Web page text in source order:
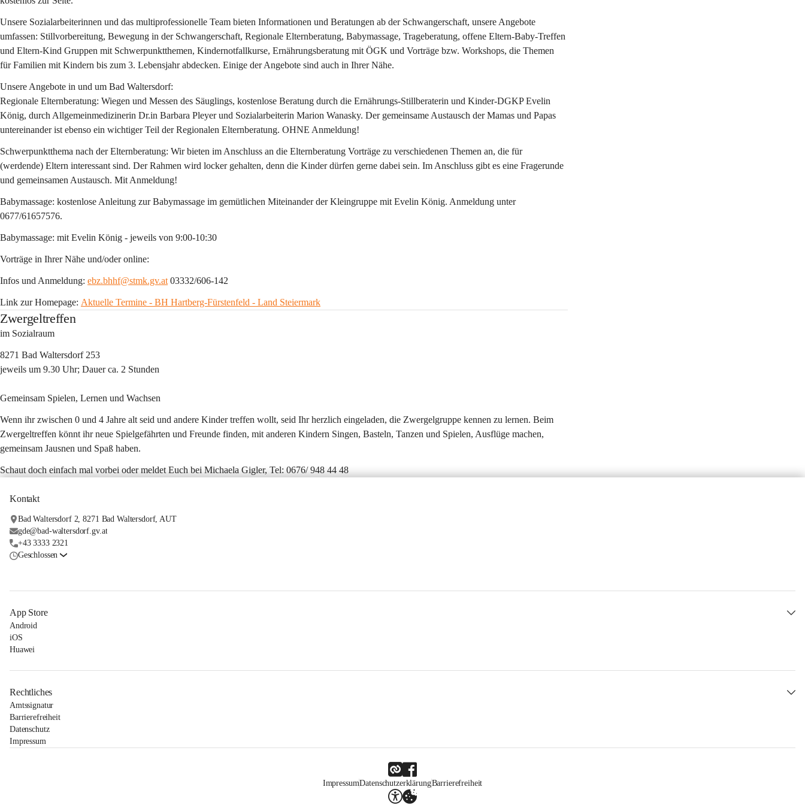
Unsere Sozialarbeiterinnen und das multiprofessionelle Team bieten Informationen und Beratungen ab der Schwangerschaft, unsere Angebote
umfassen: Stillvorbereitung, Bewegung in der Schwangerschaft, Regionale Elternberatung, Babymassage, Trageberatung, offene Eltern-Baby-Treffen
und Eltern-Kind Gruppen mit Schwerpunktthemen, Kindernotfallkurse, Ernährungsberatung mit ÖGK und Vorträge bzw. Workshops, die Themen
für Familien mit Kindern bis zum 3. Lebensjahr abdecken. Einige der Angebote sind auch in Ihrer Nähe.
Unsere Angebote in und um Bad Waltersdorf:
Regionale Elternberatung: Wiegen und Messen des Säuglings, kostenlose Beratung durch die Ernährungs-Stillberaterin und Kinder-DGKP Evelin
König, durch Allgemeinmedizinerin Dr.in Barbara Pleyer und Sozialarbeiterin Marion Wanasky. Der gemeinsame Austausch der Mamas und Papas
untereinander ist ebenso ein wichtiger Teil der Regionalen Elternberatung. OHNE Anmeldung!
Schwerpunktthema nach der Elternberatung: Wir bieten im Anschluss an die Elternberatung Vorträge zu verschiedenen Themen an, die für
(werdende) Eltern interessant sind. Der Rahmen wird locker gehalten, denn die Kinder dürfen gerne dabei sein. Im Anschluss gibt es eine Fragerunde
und gemeinsamen Austausch. Mit Anmeldung!
Babymassage: kostenlose Anleitung zur Babymassage im gemütlichen Miteinander der Kleingruppe mit Evelin König. Anmeldung unter
0677/61657576.
Babymassage: mit Evelin König - jeweils von 9:00-10:30
Vorträge in Ihrer Nähe und/oder online:
Infos und Anmeldung: ebz.bhhf@stmk.gv.at 03332/606-142
Link zur Homepage: Aktuelle Termine - BH Hartberg-Fürstenfeld - Land Steiermark
Zwergeltreffen
im Sozialraum
8271 Bad Waltersdorf 253
jeweils um 9.30 Uhr; Dauer ca. 2 Stunden
Gemeinsam Spielen, Lernen und Wachsen
Wenn ihr zwischen 0 und 4 Jahre alt seid und andere Kinder treffen wollt, seid Ihr herzlich eingeladen, die Zwergelgruppe kennen zu lernen. Beim
Zwergeltreffen könnt ihr neue Spielgefährten und Freunde finden, mit anderen Kindern Singen, Basteln, Tanzen und Spielen, Ausflüge machen,
gemeinsam Jausnen und Spaß haben.
Schaut doch einfach mal vorbei oder meldet Euch bei Michaela Gigler, Tel: 0676/ 948 44 48
Kontakt
Bad Waltersdorf 2, 8271 Bad Waltersdorf, AUT
gde@bad-waltersdorf.gv.at
+43 3333 2321
Geschlossen
App Store
Android
iOS
Huawei
Rechtliches
Amtssignatur
Barrierefreiheit
Datenschutz
Impressum
ImpressumDatenschutzerklärungBarrierefreiheit